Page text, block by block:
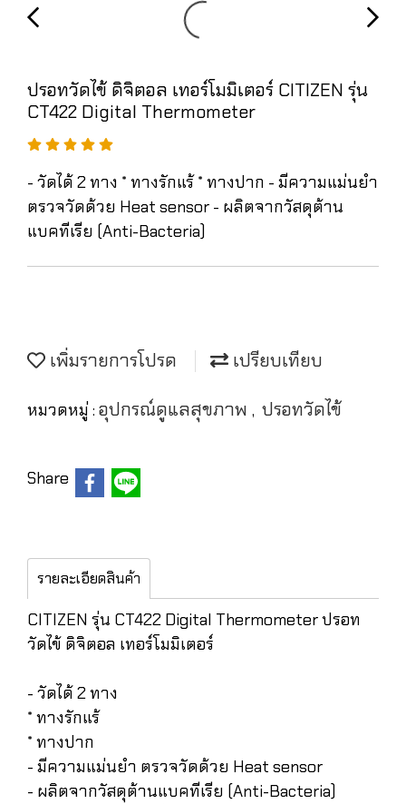
ปรอทวัดไข้ ดิจิตอล เทอร์โมมิเตอร์ CITIZEN รุ่น
CT422 Digital Thermometer
- วัดได้ 2 ทาง * ทางรักแร้ * ทางปาก - มีความแม่นยำ
ตรวจวัดด้วย Heat sensor - ผลิตจากวัสดุต้าน
แบคทีเรีย (Anti-Bacteria)
เพิ่มรายการโปรด เปรียบเทียบ
หมวดหมู่ : อุปกรณ์ดูแลสุขภาพ , ปรอทวัดไข้
Share
รายละเอียดสินค้า
CITIZEN รุ่น CT422 Digital Thermometer ปรอท
วัดไข้ ดิจิตอล เทอร์โมมิเตอร์
- วัดได้ 2 ทาง
* ทางรักแร้
* ทางปาก
- มีความแม่นยำ ตรวจวัดด้วย Heat sensor
- ผลิตจากวัสดุต้านแบคทีเรีย (Anti-Bacteria)